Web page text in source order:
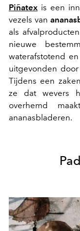
Piñatex is een
vezels van
als
nieuwe
waterafstotend
uitgevonden
Tijdens een
ze dat wevers
overhemd
ananasbladeren.